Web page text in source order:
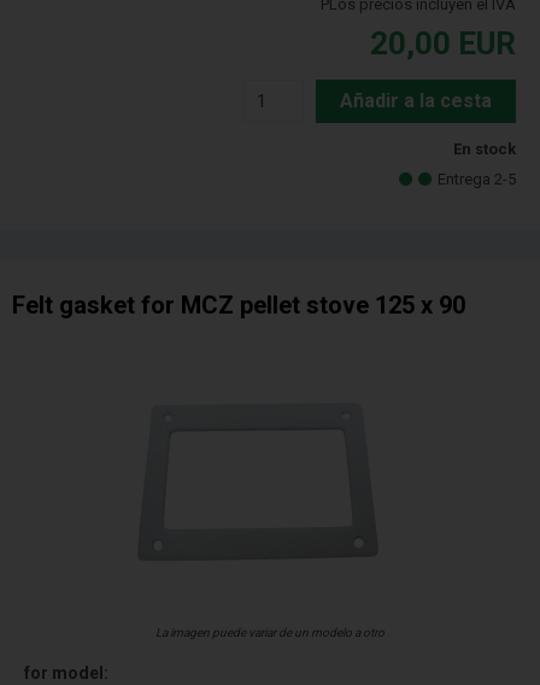
PLos precios incluyen el IVA
20,00 EUR
Añadir a la cesta
En stock
Entrega 2-5
Felt gasket for MCZ pellet stove 125 x 90
La imagen puede variar de un modelo a otro
for model: